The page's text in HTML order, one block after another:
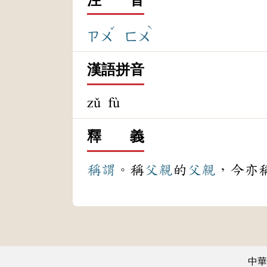
ㄗㄨ
ˇ
ㄈㄨ
ˋ
漢語拼音
zǔ fù
釋 義
稱謂 。稱父親的 父親 ，今亦
中